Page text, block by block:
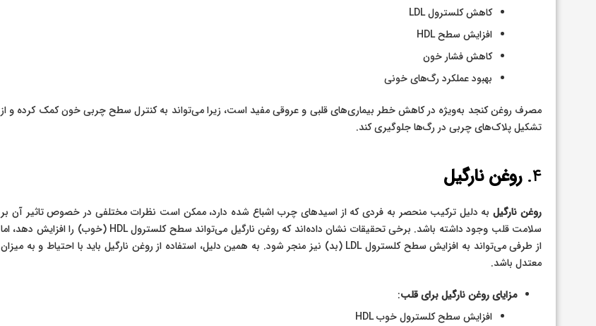
کاهش کلسترول LDL
افزایش سطح HDL
کاهش فشار خون
بهبود عملکرد رگ‌های خونی
مصرف روغن کنجد به‌ویژه در کاهش خطر بیماری‌های قلبی و عروقی مفید است، زیرا می‌تواند به کنترل سطح چربی خون کمک کرده و از
تشکیل پلاک‌های چربی در رگ‌ها جلوگیری کند.
۴. روغن نارگیل
روغن نارگیلبه دلیل ترکیب منحصر به فردی که از اسیدهای چرب اشباع شده دارد، ممکن است نظرات مختلفی در خصوص تاثیر آن بر
سلامت قلب وجود داشته باشد. برخی تحقیقات نشان داده‌اند که روغن نارگیل می‌تواند سطح کلسترول HDL (خوب) را افزایش دهد، اما
از طرفی می‌تواند به افزایش سطح کلسترول LDL (بد) نیز منجر شود. به همین دلیل، استفاده از روغن نارگیل باید با احتیاط و به میزان
معتدل باشد.
مزایای روغن نارگیل برای قلب:
افزایش سطح کلسترول خوب HDL